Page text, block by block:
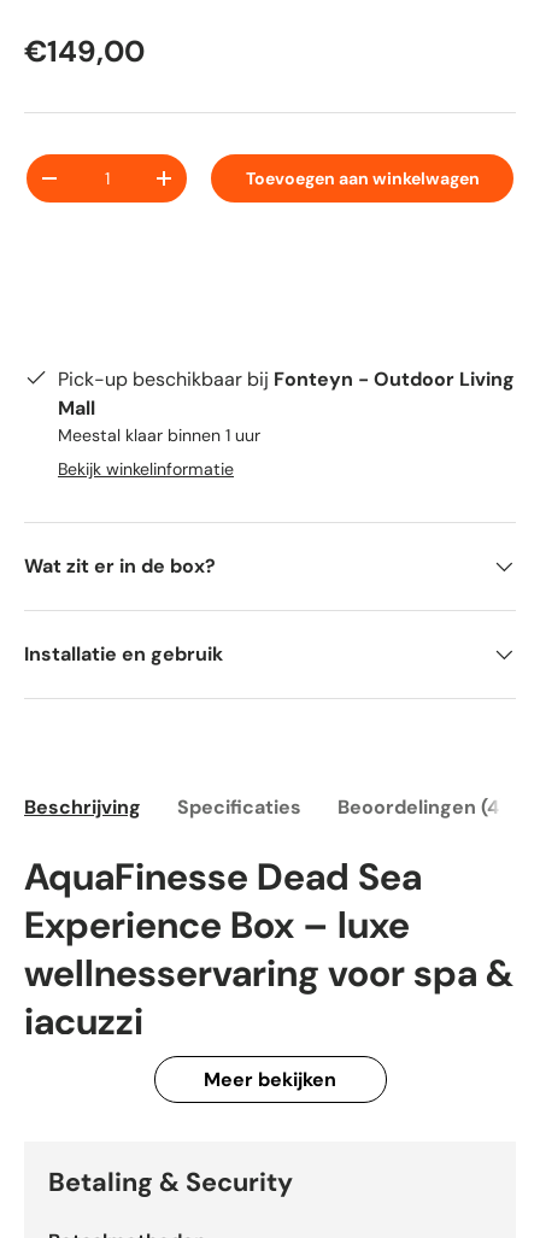
€149,00
Aantal
-
+ Toevoegen aan winkelwagen
Pick-up beschikbaar bij Fonteyn - Outdoor Living
Mall
Meestal klaar binnen 1 uur
Bekijk winkelinformatie
Wat zit er in de box?
Installatie en gebruik
Beschrijving Specificaties Beoordelingen (4)
AquaFinesse Dead Sea
Experience Box – luxe
wellnesservaring voor spa &
jacuzzi
AquaFinesse Dead Sea Experience Box
exclusieve wellness-toevoeging voor spa’s en jacuzzi’s,
product maakt onderdeel uit van het AquaFinesse
Meer bekijken
Betaling & Security